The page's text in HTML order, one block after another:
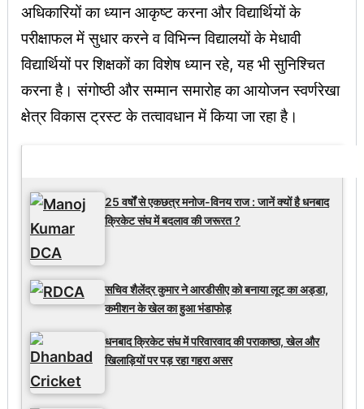
अधिकारियों का ध्यान आकृष्ट करना और विद्यार्थियों के
परीक्षाफल में सुधार करने व विभिन्न विद्यालयों के मेधावी
विद्यार्थियों पर शिक्षकों का विशेष ध्यान रहे, यह भी सुनिश्चित
करना है। संगोष्ठी और सम्मान समारोह का आयोजन स्वर्णरेखा
क्षेत्र विकास ट्रस्ट के तत्वावधान में किया जा रहा है।
25 वर्षों से एकछत्र मनोज-विनय राज : जानें क्यों है धनबाद
क्रिकेट संघ में बदलाव की जरूरत ?
सचिव शैलेंद्र कुमार ने आरडीसीए को बनाया लूट का अड्डा,
कमीशन के खेल का हुआ भंडाफोड़
धनबाद क्रिकेट संघ में परिवारवाद की पराकाष्ठा, खेल और
खिलाड़ियों पर पड़ रहा गहरा असर